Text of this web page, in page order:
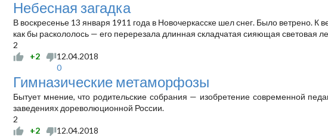
Небесная загадка
В воскресенье 13 января 1911 года в Новочеркасске шел снег. Было ветрено.
как бы раскололось — его перерезала длинная складчатая сияющая световая
2
+2
12.04.2018
0
Гимназические метаморфозы
Бытует мнение, что родительские собрания — изобретение современной
заведениях дореволюционной России.
2
+2
12.04.2018